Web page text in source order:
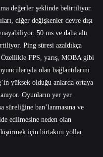
değerler şeklinde belirtiliyor.
diğer değişkenler devre dışı
50 ms ve daha altı
Ping süresi azaldıkça
FPS, yarış, MOBA gibi
olan bağlantılarını
yüksek olduğu anlarda ortaya
Oyunların yer yer
süreliğine ban’lanmasına ve
edilmesine neden olan
için birtakım yollar